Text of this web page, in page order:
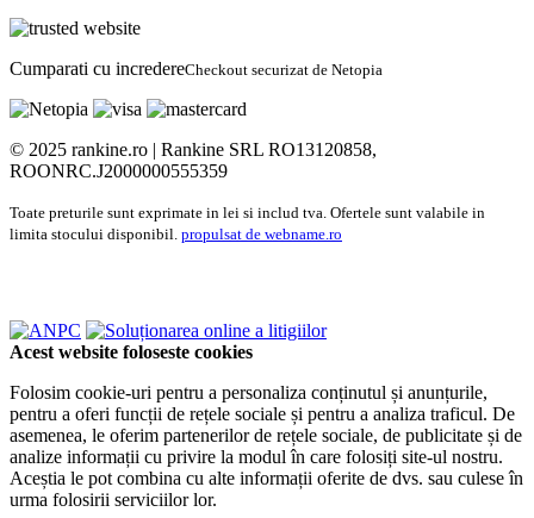
Cumparati cu incredereCheckout securizat de Netopia
© 2025 rankine.ro | Rankine SRL RO13120858,
ROONRC.J2000000555359
Toate preturile sunt exprimate in lei si includ tva. Ofertele sunt valabile in
limita stocului disponibil. propulsat de webname.ro
Acest website foloseste cookies
Folosim cookie-uri pentru a personaliza conținutul și anunțurile,
pentru a oferi funcții de rețele sociale și pentru a analiza traficul. De
asemenea, le oferim partenerilor de rețele sociale, de publicitate și de
analize informații cu privire la modul în care folosiți site-ul nostru.
Aceștia le pot combina cu alte informații oferite de dvs. sau culese în
urma folosirii serviciilor lor.